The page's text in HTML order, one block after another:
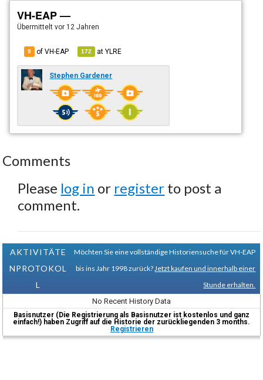
VH-EAP —
Übermitteltvor 12 Jahren
9 of VH-EAP 172 atYLRE
Stephen Gardener
Comments
Please log in or register to post a
comment.
AKTIVITÄTE
NPROTOKOL
L
Möchten Sie eine vollständige Historiensuche für VH-EAP
bis ins Jahr 1998 zurück? Jetzt kaufen und innerhalb einer
Stunde erhalten.
No Recent History Data
Basisnutzer (Die Registrierung als Basisnutzer ist kostenlos und ganz
einfach!) haben Zugriff auf die Historie der zurückliegenden 3 months.
Registrieren